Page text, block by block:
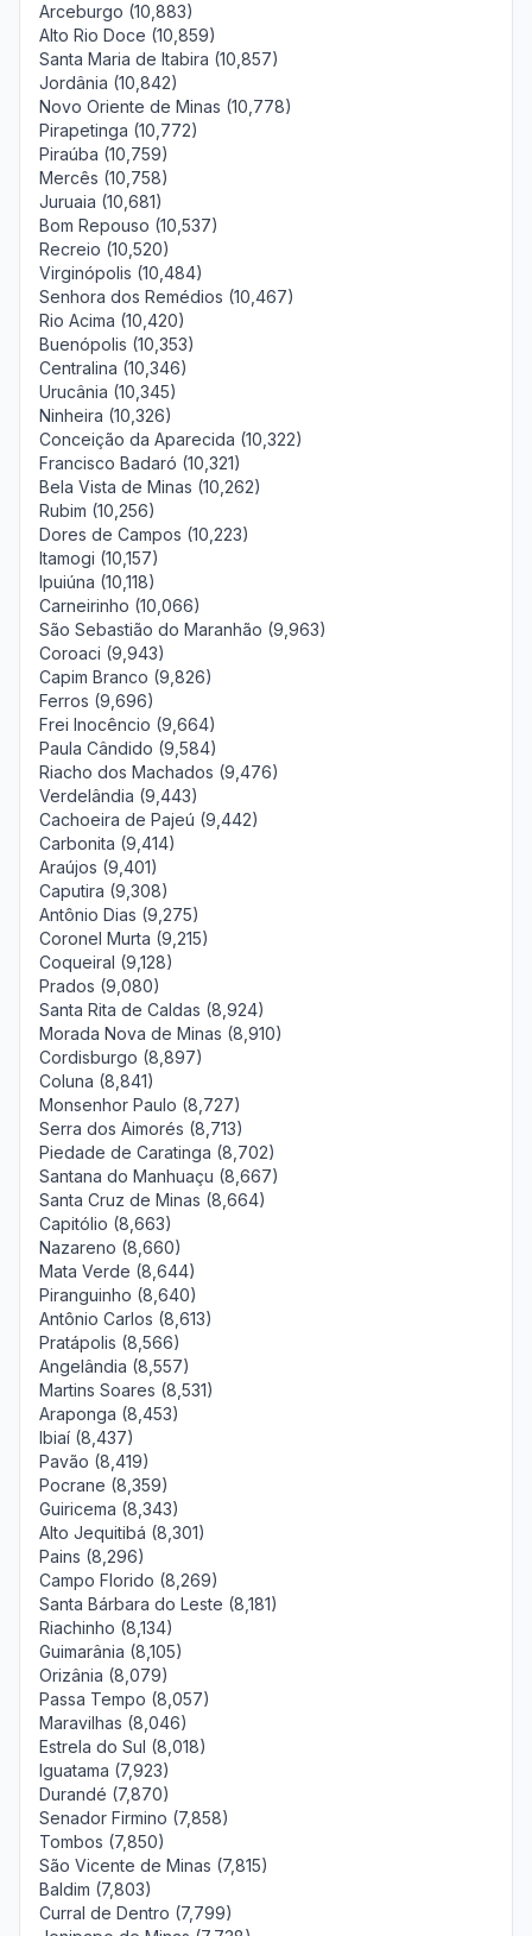
Arceburgo (10,883)
Alto Rio Doce (10,859)
Santa Maria de Itabira (10,857)
Jordânia (10,842)
Novo Oriente de Minas (10,778)
Pirapetinga (10,772)
Piraúba (10,759)
Mercês (10,758)
Juruaia (10,681)
Bom Repouso (10,537)
Recreio (10,520)
Virginópolis (10,484)
Senhora dos Remédios (10,467)
Rio Acima (10,420)
Buenópolis (10,353)
Centralina (10,346)
Urucânia (10,345)
Ninheira (10,326)
Conceição da Aparecida (10,322)
Francisco Badaró (10,321)
Bela Vista de Minas (10,262)
Rubim (10,256)
Dores de Campos (10,223)
Itamogi (10,157)
Ipuiúna (10,118)
Carneirinho (10,066)
São Sebastião do Maranhão (9,963)
Coroaci (9,943)
Capim Branco (9,826)
Ferros (9,696)
Frei Inocêncio (9,664)
Paula Cândido (9,584)
Riacho dos Machados (9,476)
Verdelândia (9,443)
Cachoeira de Pajeú (9,442)
Carbonita (9,414)
Araújos (9,401)
Caputira (9,308)
Antônio Dias (9,275)
Coronel Murta (9,215)
Coqueiral (9,128)
Prados (9,080)
Santa Rita de Caldas (8,924)
Morada Nova de Minas (8,910)
Cordisburgo (8,897)
Coluna (8,841)
Monsenhor Paulo (8,727)
Serra dos Aimorés (8,713)
Piedade de Caratinga (8,702)
Santana do Manhuaçu (8,667)
Santa Cruz de Minas (8,664)
Capitólio (8,663)
Nazareno (8,660)
Mata Verde (8,644)
Piranguinho (8,640)
Antônio Carlos (8,613)
Pratápolis (8,566)
Angelândia (8,557)
Martins Soares (8,531)
Araponga (8,453)
Ibiaí (8,437)
Pavão (8,419)
Pocrane (8,359)
Guiricema (8,343)
Alto Jequitibá (8,301)
Pains (8,296)
Campo Florido (8,269)
Santa Bárbara do Leste (8,181)
Riachinho (8,134)
Guimarânia (8,105)
Orizânia (8,079)
Passa Tempo (8,057)
Maravilhas (8,046)
Estrela do Sul (8,018)
Iguatama (7,923)
Durandé (7,870)
Senador Firmino (7,858)
Tombos (7,850)
São Vicente de Minas (7,815)
Baldim (7,803)
Curral de Dentro (7,799)